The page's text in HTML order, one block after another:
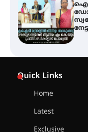
Quick Links
Home
Latest
Exclusive